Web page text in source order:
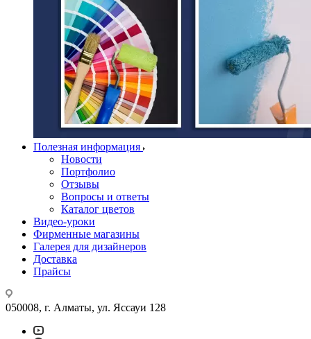
Полезная информация
Новости
Портфолио
Отзывы
Вопросы и ответы
Каталог цветов
Видео-уроки
Фирменные магазины
Галерея для дизайнеров
Доставка
Прайсы
050008, г. Алматы, ул. Яссауи 128